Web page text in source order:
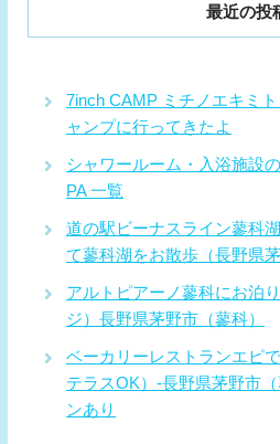
最近の投
7inch CAMP ミチノエキミ
ャンプに行ってきたよ
シャワールーム・入浴施設
PA 一覧
道の駅ビーナスライン蓼科
て蓼科湖をお散歩（長野県茅
アルトピアーノ蓼科にお泊
ジ）長野県茅野市（蓼科）
ベーカリーレストランエピ
テラスOK）-長野県茅野市
ンあり